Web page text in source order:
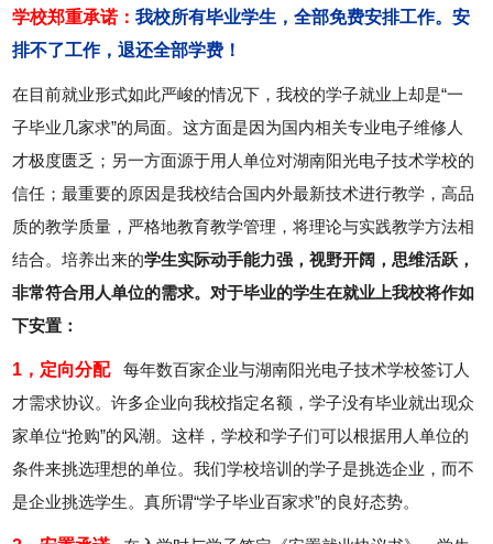
学校郑重承诺：我校所有毕业学生，全部免费安排工作。安
排不了工作，退还全部学费！
在目前就业形式如此严峻的情况下，我校的学子就业上却是“一
子毕业几家求”的局面。这方面是因为国内相关专业电子维修人
才极度匮乏；另一方面源于用人单位对湖南阳光电子技术学校的
信任；最重要的原因是我校结合国内外最新技术进行教学，高品
质的教学质量，严格地教育教学管理，将理论与实践教学方法相
结合。培养出来的学生实际动手能力强，视野开阔，思维活跃，
非常符合用人单位的需求。对于毕业的学生在就业上我校将作如
下安置：
1，定向分配
每年数百家企业与湖南阳光电子技术学校签订人
才需求协议。许多企业向我校指定名额，学子没有毕业就出现众
家单位“抢购”的风潮。这样，学校和学子们可以根据用人单位的
条件来挑选理想的单位。我们学校培训的学子是挑选企业，而不
是企业挑选学生。真所谓“学子毕业百家求”的良好态势。